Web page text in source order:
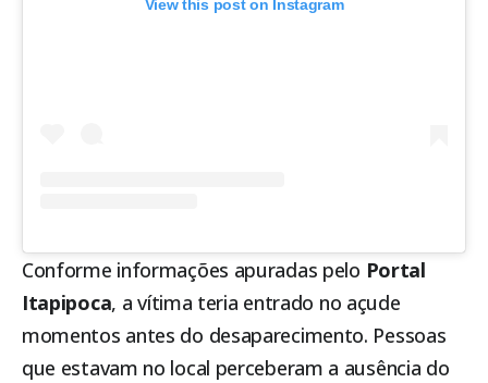
View this post on Instagram
Conforme informações apuradas pelo Portal
Itapipoca, a vítima teria entrado no açude
momentos antes do desaparecimento. Pessoas
que estavam no local perceberam a ausência do